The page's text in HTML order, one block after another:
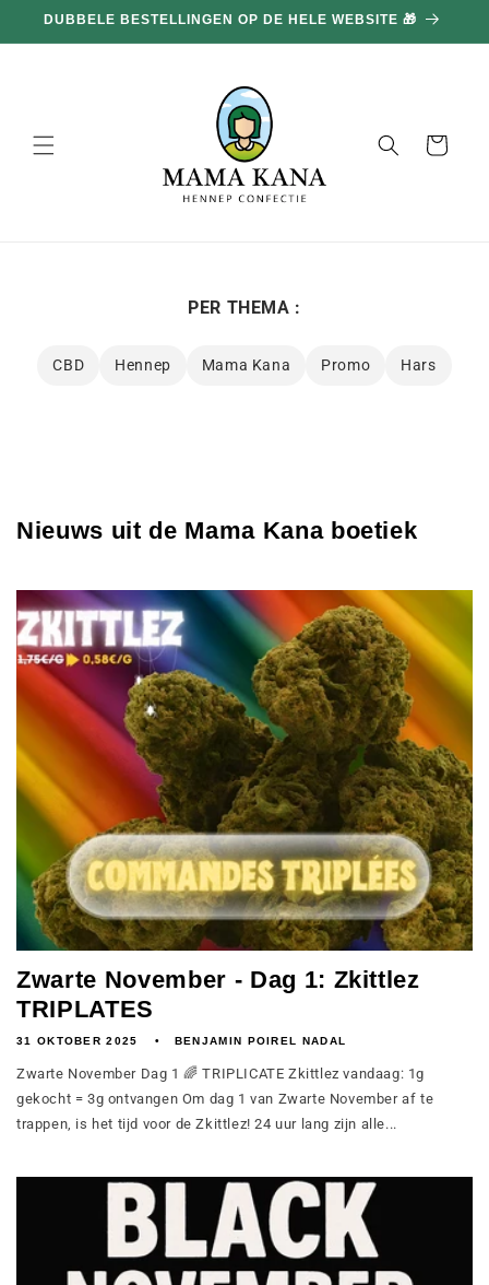
doorgaan
naar
100G GRATIS BIJ ELKE AANKOOP VAN 100€ 🔥
Mand
PER THEMA :
CBD Hennep Mama Kana Promo Hars
Nieuws uit de Mama Kana boetiek
Zwarte November - Dag 1: Zkittlez
TRIPLATES
31 OKTOBER 2025 BENJAMIN POIREL NADAL
Zwarte November Dag 1 🌈 TRIPLICATE Zkittlez vandaag: 1g
gekocht = 3g ontvangen Om dag 1 van Zwarte November af te
trappen, is het tijd voor de Zkittlez! 24 uur lang zijn alle...